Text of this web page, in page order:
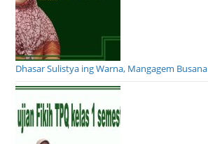
Dhasar Sulistya ing Warna, Mangagem Busana